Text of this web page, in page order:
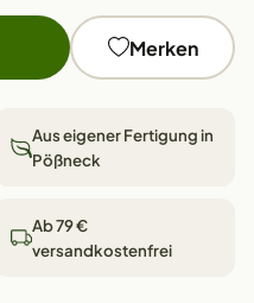
Merken
Aus eigener Fertigung in
Pößneck
Ab 79 €
versandkostenfrei